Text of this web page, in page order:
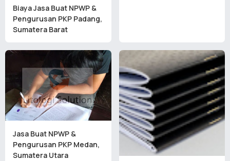
Biaya Jasa Buat NPWP &
Pengurusan PKP Padang,
Sumatera Barat
Jasa Buat NPWP &
Pengurusan PKP Medan,
Sumatera Utara